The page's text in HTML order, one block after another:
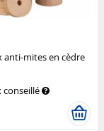
anti-mites en cèdre
conseillé